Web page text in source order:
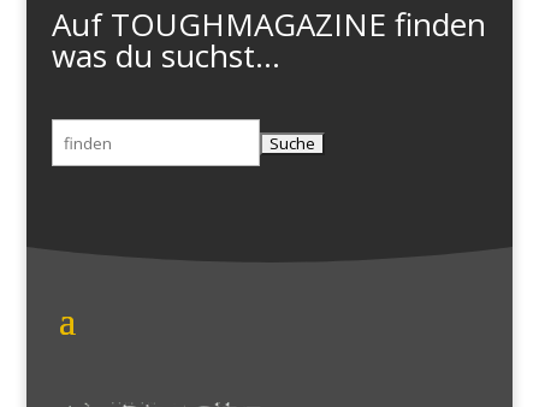
Auf TOUGHMAGAZINE finden
was du suchst...
Suchen
nach: